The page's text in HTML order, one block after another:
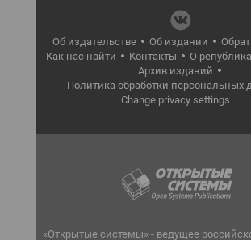
Об издательстве Об издании
Как нас найти
Контакты О
Архив изданий
Политика обработки персональных
Change privacy settings
«Открытые системы» - ведущее